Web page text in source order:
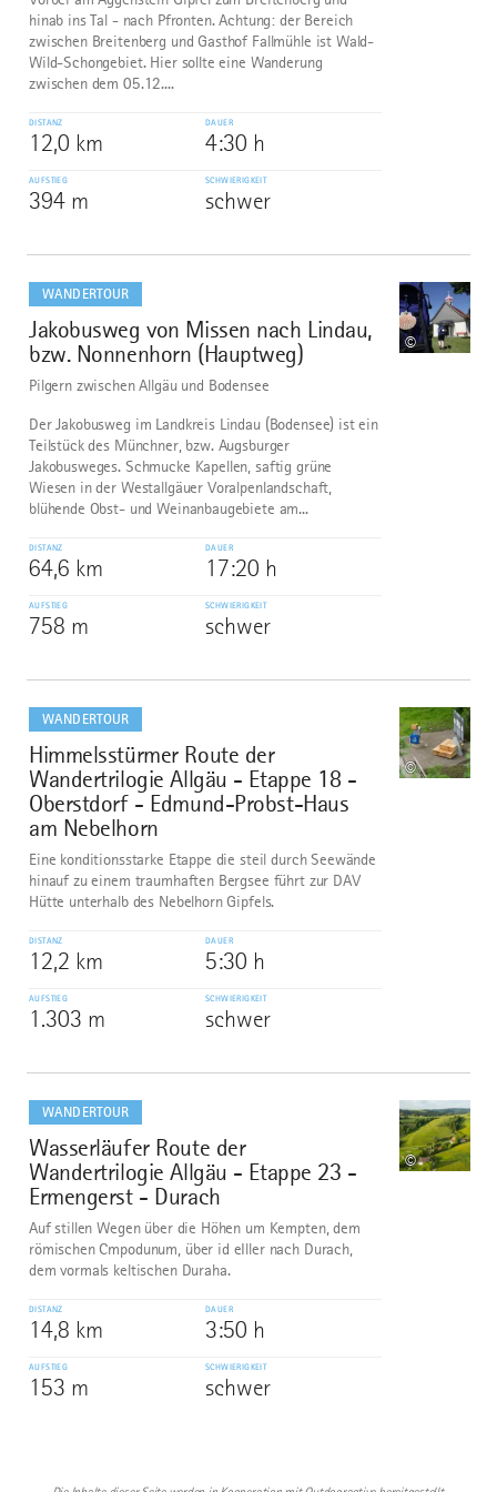
hinab ins Tal - nach Pfronten. Achtung: der Bereich
zwischen Breitenberg und Gasthof Fallmühle ist Wald-
Wild-Schongebiet. Hier sollte eine Wanderung
zwischen dem 05.12....
DISTANZ
12,0 km
DAUER
4:30 h
AUFSTIEG
394 m
SCHWIERIGKEIT
schwer
WANDERTOUR
8
Jakobusweg von Missen nach Lindau,
bzw. Nonnenhorn (Hauptweg)
©
Pilgern zwischen Allgäu und Bodensee
Der Jakobusweg im Landkreis Lindau (Bodensee) ist ein
Teilstück des Münchner, bzw. Augsburger
Jakobusweges. Schmucke Kapellen, saftig grüne
Wiesen in der Westallgäuer Voralpenlandschaft,
blühende Obst- und Weinanbaugebiete am...
DISTANZ
64,6 km
DAUER
17:20 h
AUFSTIEG
758 m
SCHWIERIGKEIT
schwer
dazu
WANDERTOUR
9
Himmelsstürmer Route der
Wandertrilogie Allgäu - Etappe 18 -
Oberstdorf - Edmund-Probst-Haus
am Nebelhorn
©
Eine konditionsstarke Etappe die steil durch Seewände
hinauf zu einem traumhaften Bergsee führt zur DAV
Hütte unterhalb des Nebelhorn Gipfels.
DISTANZ
12,2 km
DAUER
5:30 h
AUFSTIEG
1.303 m
SCHWIERIGKEIT
schwer
dazu
WANDERTOUR
10
Wasserläufer Route der
Wandertrilogie Allgäu - Etappe 23 -
Ermengerst - Durach
©
Auf stillen Wegen über die Höhen um Kempten, dem
römischen Cmpodunum, über id eIller nach Durach,
dem vormals keltischen Duraha.
DISTANZ
14,8 km
DAUER
3:50 h
AUFSTIEG
153 m
SCHWIERIGKEIT
schwer
dazu